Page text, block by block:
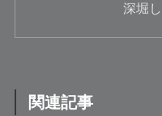
深堀
関連記事